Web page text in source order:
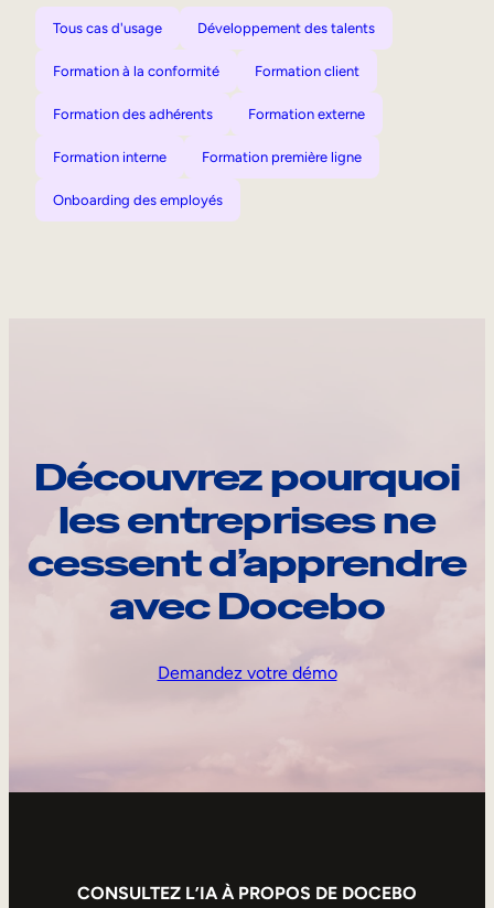
Tous cas d'usage Développement des talents
Formation à la conformité Formation client
Formation des adhérents Formation externe
Formation interne Formation première ligne
Onboarding des employés
Découvrez pourquoi
les entreprises ne
cessent d’apprendre
avec Docebo
Demandez votre démo
CONSULTEZ L’IA À PROPOS DE DOCEBO